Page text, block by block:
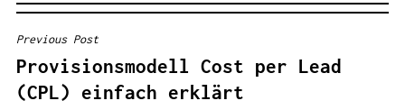
BEITRAGSNAVIGATION
Previous Post
Provisionsmodell Cost per Lead
(CPL) einfach erklärt